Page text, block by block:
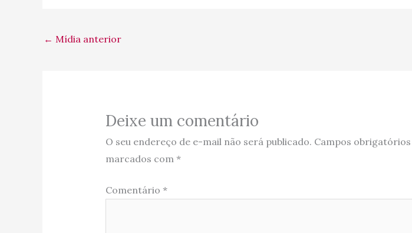
← Mídia anterior
Deixe um comentário
O seu endereço de e-mail não será publicado. Campos obrigatórios
marcados com *
Comentário *